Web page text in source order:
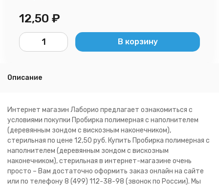
12,50 ₽
В корзину
Описание
Интернет магазин Лаборио предлагает ознакомиться с
условиями покупки Пробирка полимерная с наполнителем
(деревянным зондом с вискозным наконечником),
стерильная по цене 12,50 руб. Купить Пробирка полимерная с
наполнителем (деревянным зондом с вискозным
наконечником), стерильная в интернет-магазине очень
просто – Вам достаточно оформить заказ онлайн на сайте
или по телефону 8 (499) 112-38-98 (звонок по России). Мы